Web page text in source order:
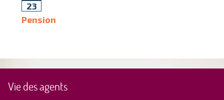
23
Pension
Vie des agents